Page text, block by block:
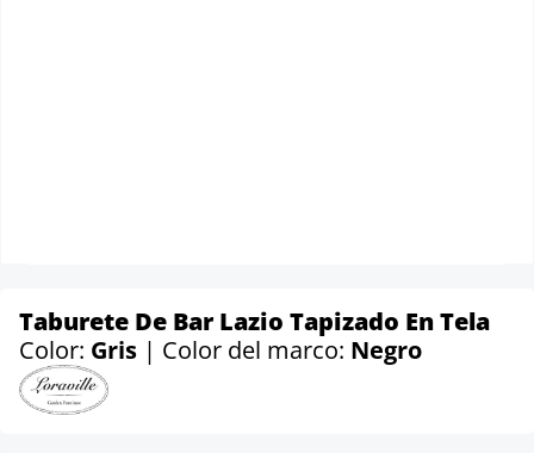
Taburete De Bar Lazio Tapizado En Tela
Color: Gris | Color del marco: Negro